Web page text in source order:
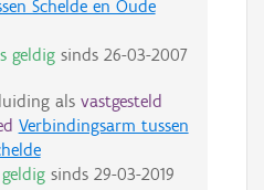
Schelde en Oude
geldigsinds 26-03-2007
als vastgesteld
Verbindingsarm tussen
sinds 29-03-2019